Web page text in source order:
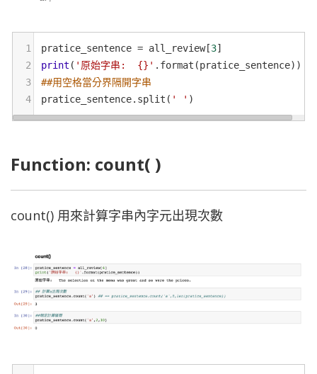
1 pratice_sentence = all_review[3]
2
print ( '原始字串:  {}' . format (pratice_sentence))
3
##用空格當分界隔開字串
4
pratice_sentence. split ( ' ' )
Function: count( )
count() 用來計算字串內字元出現次數